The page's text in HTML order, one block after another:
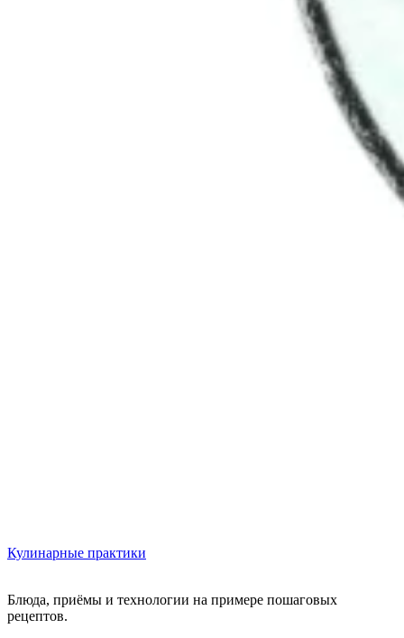
Кулинарные практики
Блюда, приёмы и технологии на примере пошаговых